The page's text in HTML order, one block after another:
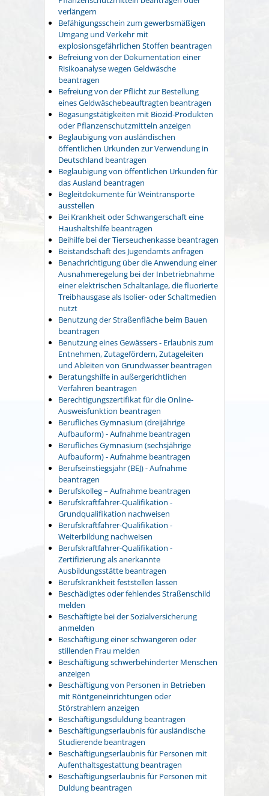
verlängern
Befähigungsschein zum gewerbsmäßigen
Umgang und Verkehr mit
explosionsgefährlichen Stoffen beantragen
Befreiung von der Dokumentation einer
Risikoanalyse wegen Geldwäsche
beantragen
Befreiung von der Pflicht zur Bestellung
eines Geldwäschebeauftragten beantragen
Begasungstätigkeiten mit Biozid-Produkten
oder Pflanzenschutzmitteln anzeigen
Beglaubigung von ausländischen
öffentlichen Urkunden zur Verwendung in
Deutschland beantragen
Beglaubigung von öffentlichen Urkunden für
das Ausland beantragen
Begleitdokumente für Weintransporte
ausstellen
Bei Krankheit oder Schwangerschaft eine
Haushaltshilfe beantragen
Beihilfe bei der Tierseuchenkasse beantragen
Beistandschaft des Jugendamts anfragen
Benachrichtigung über die Anwendung einer
Ausnahmeregelung bei der Inbetriebnahme
einer elektrischen Schaltanlage, die fluorierte
Treibhausgase als Isolier- oder Schaltmedien
nutzt
Benutzung der Straßenfläche beim Bauen
beantragen
Benutzung eines Gewässers - Erlaubnis zum
Entnehmen, Zutagefördern, Zutageleiten
und Ableiten von Grundwasser beantragen
Beratungshilfe in außergerichtlichen
Verfahren beantragen
Berechtigungszertifikat für die Online-
Ausweisfunktion beantragen
Berufliches Gymnasium (dreijährige
Aufbauform) - Aufnahme beantragen
Berufliches Gymnasium (sechsjährige
Aufbauform) - Aufnahme beantragen
Berufseinstiegsjahr (BEJ) - Aufnahme
beantragen
Berufskolleg – Aufnahme beantragen
Berufskraftfahrer-Qualifikation -
Grundqualifikation nachweisen
Berufskraftfahrer-Qualifikation -
Weiterbildung nachweisen
Berufskraftfahrer-Qualifikation -
Zertifizierung als anerkannte
Ausbildungsstätte beantragen
Berufskrankheit feststellen lassen
Beschädigtes oder fehlendes Straßenschild
melden
Beschäftigte bei der Sozialversicherung
anmelden
Beschäftigung einer schwangeren oder
stillenden Frau melden
Beschäftigung schwerbehinderter Menschen
anzeigen
Beschäftigung von Personen in Betrieben
mit Röntgeneinrichtungen oder
Störstrahlern anzeigen
Beschäftigungsduldung beantragen
Beschäftigungserlaubnis für ausländische
Studierende beantragen
Beschäftigungserlaubnis für Personen mit
Aufenthaltsgestattung beantragen
Beschäftigungserlaubnis für Personen mit
Duldung beantragen